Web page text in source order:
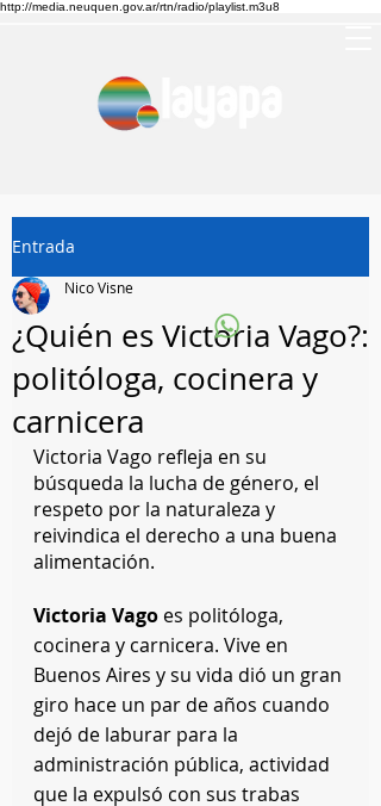
http://media.neuquen.gov.ar/rtn/radio/playlist.m3u8
Entrada
¿Quién es Victoria Vago?:
politóloga, cocinera y
carnicera
Nico Visne
Victoria Vago refleja en su
búsqueda la lucha de género, el
respeto por la naturaleza y
reivindica el derecho a una buena
alimentación.
Victoria Vago es politóloga,
cocinera y carnicera. Vive en
Buenos Aires y su vida dió un gran
giro hace un par de años cuando
dejó de laburar para la
administración pública, actividad
que la expulsó con sus trabas